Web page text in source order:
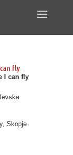
fly
I can fly
Skopje